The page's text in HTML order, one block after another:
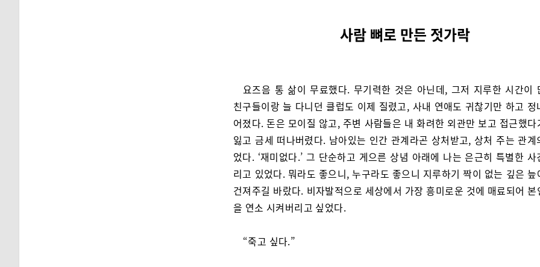
사람 뼈로 만든 젓가락
요즈음 통 삶이 무료했다. 무기력한 것은 아닌데, 그저 지루한 시간이
친구들이랑 늘 다니던 클럽도 이제 질렸고, 사내 연애도 귀찮기만 하고 정
어졌다. 돈은 모이질 않고, 주변 사람들은 내 화려한 외관만 보고 접근했다
잃고 금세 떠나버렸다. 남아있는 인간 관계라곤 상처받고, 상처 주는 관계
었다. ‘재미없다.’ 그 단순하고 게으른 상념 아래에 나는 은근히 특별한
리고 있었다. 뭐라도 좋으니, 누구라도 좋으니 지루하기 짝이 없는 깊은 늪
건져주길 바랐다. 비자발적으로 세상에서 가장 흥미로운 것에 매료되어
을 연소 시켜버리고 싶었다.
“죽고 싶다.”